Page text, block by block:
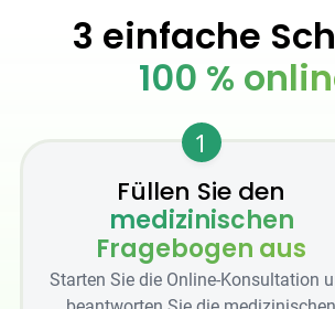
3 einfache
100 %
1
Füllen Sie den
medizinischen
Fragebogen aus
Starten Sie die Online-Konsultation